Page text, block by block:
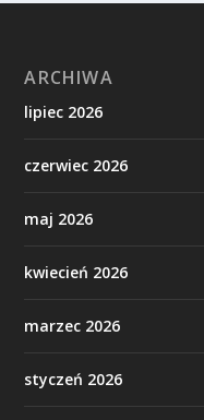
ARCHIWA
lipiec 2026
czerwiec 2026
maj 2026
kwiecień 2026
marzec 2026
styczeń 2026